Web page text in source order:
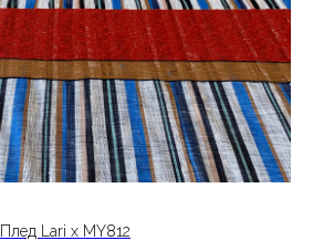
Плед Lari x MY812